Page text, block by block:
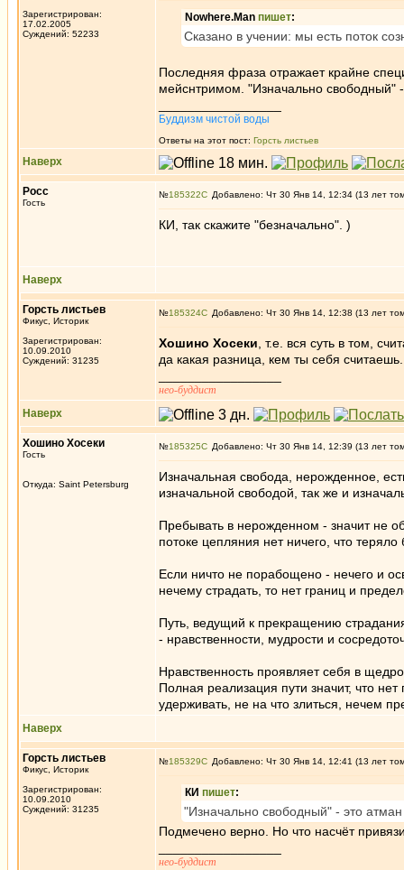
Зарегистрирован:
17.02.2005
Суждений: 52233
Nowhere.Man пишет:
Сказано в учении: мы есть поток
Последняя фраза отражает крайне
мейснтримом. "Изначально свободный"
Буддизм чистой воды
Ответы на этот пост: Горсть листьев
Наверх
Росс
Гость
№185322 Добавлено: Чт 30 Янв 14, 12:34 (13 лет
КИ, так скажите "безначально". )
Наверх
Горсть листьев
Фикус, Историк
Зарегистрирован:
10.09.2010
Суждений: 31235
№185324 Добавлено: Чт 30 Янв 14, 12:38 (13 лет
Хошино Хосеки , т.е. вся суть в том,
да какая разница, кем ты себя считаешь.
нео-буддист
Наверх
Хошино Хосеки
Гость
Откуда: Saint Petersburg
№185325 Добавлено: Чт 30 Янв 14, 12:39 (13 лет
Изначальная свобода, нерожденное,
изначальной свободой, так же и
Пребывать в нерожденном - значит не
потоке цепляния нет ничего, что
Если ничто не порабощено - нечего и
нечему страдать, то нет границ и
Путь, ведущий к прекращению
- нравственности, мудрости и
Нравственность проявляет себя в
Полная реализация пути значит, что
удерживать, не на что злиться, нечем
Наверх
Горсть листьев
Фикус, Историк
Зарегистрирован:
10.09.2010
Суждений: 31235
№185329 Добавлено: Чт 30 Янв 14, 12:41 (13 лет
КИ пишет:
"Изначально свободный" - это атман
Подмечено верно. Но что насчёт
нео-буддист